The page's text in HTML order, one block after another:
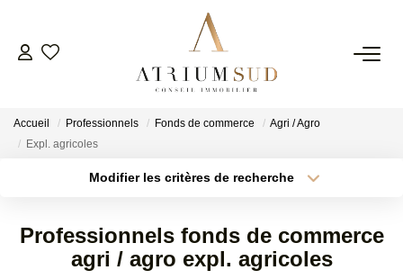
TRANSACTION
SYNDIC
Accueil Professionnels Fonds de commerce
Agri / Agro
Expl. agricoles
Modifier les critères de recherche
Type de bien
Surface min
Professionnels fonds de commerce
agri / agro expl. agricoles